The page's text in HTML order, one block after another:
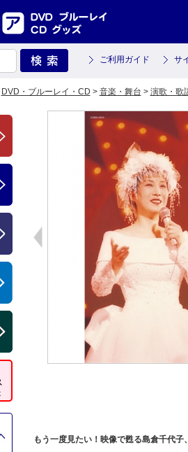
ご利用ガイド サ
DVD・ブルーレイ・CD > 音楽・舞台 > 演歌・歌
もう一度見たい！映像で甦る島倉千代子